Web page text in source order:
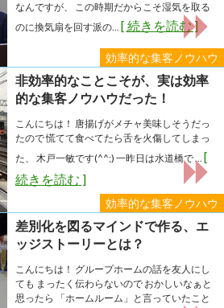
効率的な集客ノウハウ
なんですが、 この時期だからこそ湿気を取る
のに換気扇を回す派の... [ 続きを読む ]
効率的な集客ノウハウ
非効率的なことこそが、実は効率
的な集客ノウハウだった！
こんにちは！ 唐揚げがメチャ美味しそうだっ
たので 慌てて食べてたら舌を火傷してしまっ
た、 木戸一敏です(^^;) 一昨日は水道橋で ... [
続きを読む ]
差別化を図るマインドで作る、エ
ッジストーリーとは？
こんにちは！ グループホームの話を友人にし
ても まったく伝わらないので おかしいなぁと
思ったら 「ホームルーム」と言っていたこと